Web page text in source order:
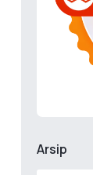
Arsip